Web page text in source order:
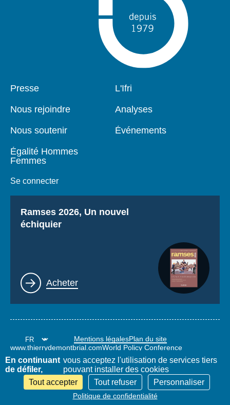
Pied
Presse
Nous rejoindre
Nous soutenir
Égalité Hommes
Femmes
Se connecter
Navigation
L'Ifri
Analyses
Événements
Titre
Ramses 2026, Un nouvel
échiquier
Lien
Acheter
Mentions légalesPlan du site
www.thierrydemontbrial.comWorld Policy Conference
En continuant
de défiler,
vous acceptez l'utilisation de services tiers
pouvant installer des cookies
Tout accepter
Tout refuser Personnaliser
Politique de confidentialité